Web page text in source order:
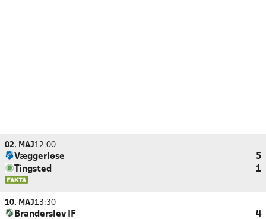
02. MAJ12:00
Væggerløse
5
Tingsted
1
10. MAJ13:30
Branderslev IF
4